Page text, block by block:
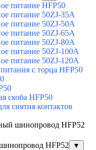
питание HFP50
питание 50ZJ-35A
питание 50ZJ-50A
питание 50ZJ-65A
питание 50ZJ-80A
питание 50ZJ-100A
питание 50ZJ-120A
с торца HFP50
скоба HFP50
снятия контактов
шинопровод HFP52
HFP52 ▼